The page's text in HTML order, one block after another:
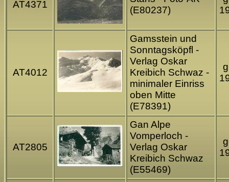
AT4371
(E80237)
AT4012
Gamsstein und
Sonntagsköpfl -
Verlag Oskar
Kreibich Schwaz -
minimaler Einriss
oben Mitte
(E78391)
AT2805
Gan Alpe
Vomperloch -
Verlag Oskar
Kreibich Schwaz
(E55469)